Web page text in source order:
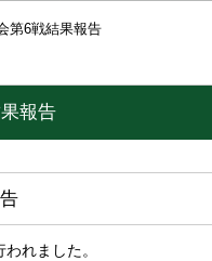
第6戦結果報告
報告
れました。